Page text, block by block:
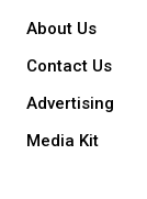
About Us
Contact Us
Advertising
Media Kit